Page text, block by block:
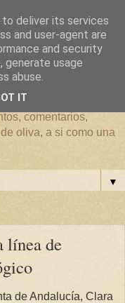
comentarios,
oliva, a si como una
▼
línea de
de Andalucía, Clara
deliver its services
and user-agent are
and security
generate usage
abuse.
IT